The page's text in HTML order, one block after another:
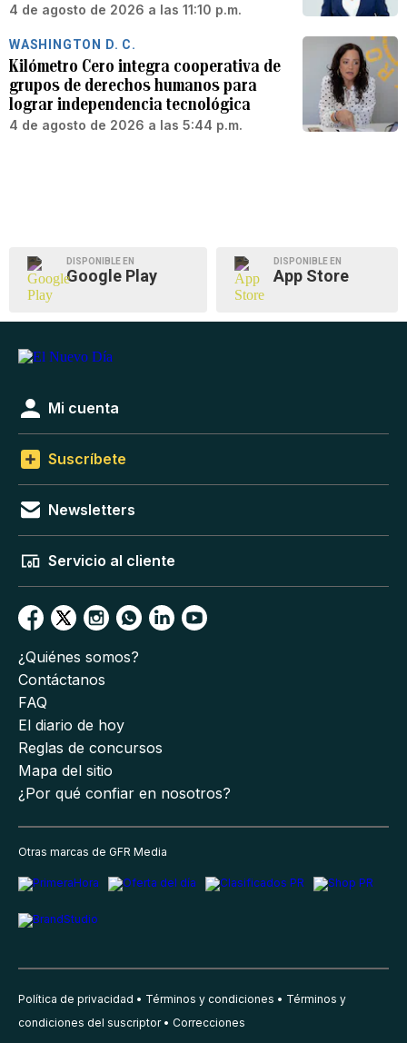
4 de agosto de 2026 a las 11:10 p.m.
WASHINGTON D. C.
Kilómetro Cero integra cooperativa de
grupos de derechos humanos para
lograr independencia tecnológica
4 de agosto de 2026 a las 5:44 p.m.
DISPONIBLE EN
Google Play
DISPONIBLE EN
App Store
Mi cuenta
Suscríbete
Newsletters
Servicio al cliente
¿Quiénes somos?
Contáctanos
FAQ
El diario de hoy
Reglas de concursos
Mapa del sitio
¿Por qué confiar en nosotros?
Otras marcas de GFR Media
Política de privacidad Términos y condiciones
Términos y
condiciones del suscriptor
Correcciones